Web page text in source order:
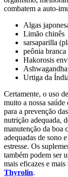
combatem a auto-
Algas
Limão chinês
sarsaparilla
peônia branca
Hakorosis
Ashwagandha
Urtiga da
Certamente, o uso
muito a nossa
para a prevenção
nutrição adequada,
manutenção da boa
adequadas de sono
estresse. Os
também podem ser
mais eficazes e
Thyrolin.